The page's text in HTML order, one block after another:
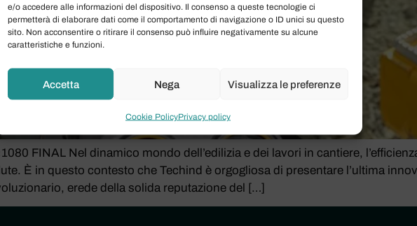
e/o accedere alle informazioni del dispositivo. Il consenso a queste tecnologie ci
permetterà di elaborare dati come il comportamento di navigazione o ID unici su questo
sito. Non acconsentire o ritirare il consenso può influire negativamente su alcune
caratteristiche e funzioni.
Accetta Nega Visualizza le preferenze
Cookie PolicyPrivacy policy
FINAL Nel dinamico mondo dell’edilizia e dei lavori in cantiere,
È in questo contesto che Techind è orgogliosa di presentare l’ultima
erede della solida reputazione del […]